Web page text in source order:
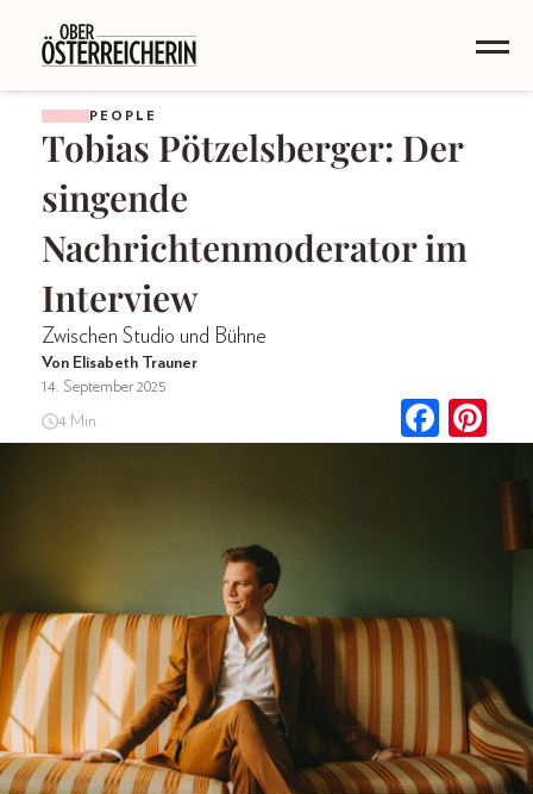
PEOPLE
Tobias Pötzelsberger: Der
singende
Nachrichtenmoderator im
Interview
Zwischen Studio und Bühne
Von Elisabeth Trauner
14. September 2025
4 Min.